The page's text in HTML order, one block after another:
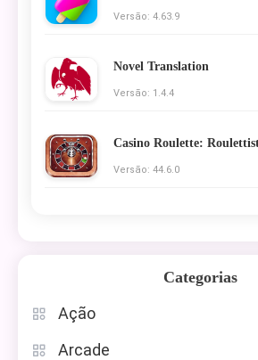
Versão: 4.63.9
Novel Translation
Versão: 1.4.4
Casino Roulette:
Versão: 44.6.0
Categorias
Ação
Arcade